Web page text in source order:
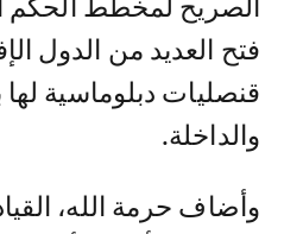
الصريح لمخطط الحكم
فتح العديد من الدول
قنصليات دبلوماسية
والداخلة.
وأضاف حرمة الله،